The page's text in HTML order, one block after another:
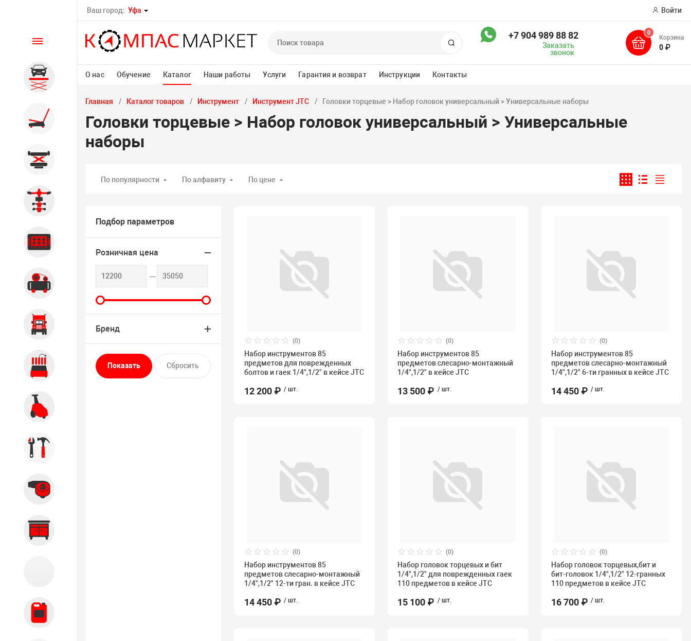
Ваш город: Уфа Войти
Поиск
+7 904 989 88 82
Заказать
звонок
0
Корзина
0 ₽
О нас Обучение Каталог Наши работы Услуги Гарантия и возврат Инструкции Контакты
Каталог
Автомобильные подъемники
оборудование
Грузовое оборудование
Обслуживание систем и
агрегатов
Главная Каталог товаров Инструмент Инструмент JTC Головки торцевые > Набор головок универсальный > Универсальные наборы
Головки торцевые > Набор головок универсальный > Универсальные
наборы
По популярности По алфавиту По цене
Подбор параметров
Розничная цена
Бренд
(0)
Набор инструментов 85
предметов для поврежденных
болтов и гаек 1/4",1/2" в кейсе JTC
12 200 ₽ / шт.
(0)
Набор инструментов 85
предметов слесарно-монтажный
1/4",1/2" в кейсе JTC
13 500 ₽ / шт.
(0)
Набор инструментов 85
предметов слесарно-монтажный
1/4",1/2" 6-ти гранных в кейсе JTC
14 450 ₽ / шт.
(0)
Набор инструментов 85
предметов слесарно-монтажный
1/4",1/2" 12-ти гран. в кейсе JTC
14 450 ₽ / шт.
(0)
Набор головок торцевых и бит
1/4",1/2" для поврежденных гаек
110 предметов в кейсе JTC
15 100 ₽ / шт.
(0)
Набор головок торцевых,бит и
бит-головок 1/4",1/2" 12-гранных
110 предметов в кейсе JTC
16 700 ₽ / шт.